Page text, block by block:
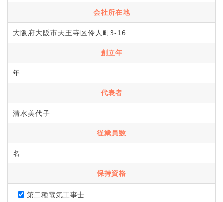
会社所在地
大阪府大阪市天王寺区伶人町3-16
創立年
年
代表者
清水美代子
従業員数
名
保持資格
第二種電気工事士